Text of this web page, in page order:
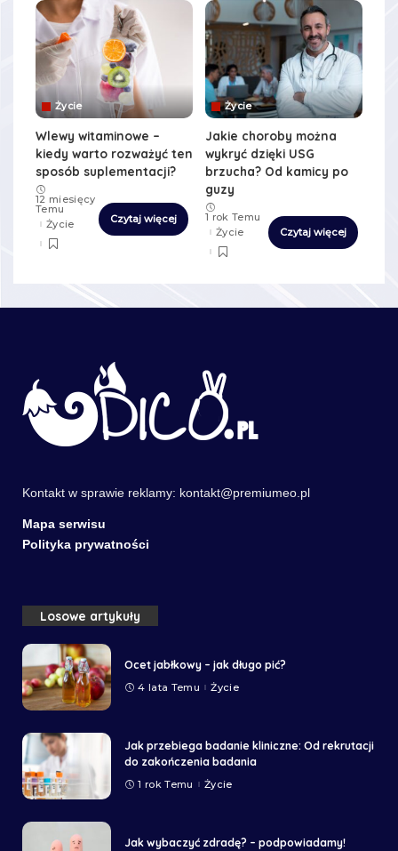
Życie
Wlewy witaminowe –
kiedy warto rozważyć ten
sposób suplementacji?
12 miesięcy
Temu
Życie
Czytaj więcej
Życie
Jakie choroby można
wykryć dzięki USG
brzucha? Od kamicy po
guzy
1 rok Temu
Życie
Czytaj więcej
Kontakt w sprawie reklamy: kontakt@premiumeo.pl
Mapa serwisu
Polityka prywatności
Losowe artykuły
Ocet jabłkowy – jak długo pić?
4 lata Temu Życie
Jak przebiega badanie kliniczne: Od rekrutacji
do zakończenia badania
1 rok Temu Życie
Jak wybaczyć zdradę? – podpowiadamy!